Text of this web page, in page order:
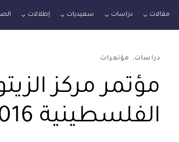
مقالات دراسات سعيديات إطلالات
دراسات مؤتمرات
مؤتمر مركز
الفلسطينية 2016 – 2017”.